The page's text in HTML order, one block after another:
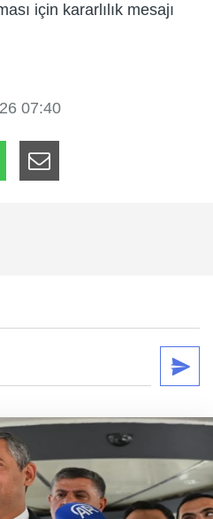
için kararlılık mesajı
07:40